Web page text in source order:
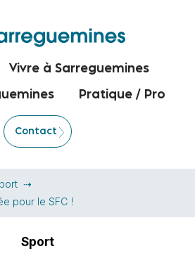
Vivre à Sarreguemines
Pratique / Pro
Contact
pour le SFC !
Sport